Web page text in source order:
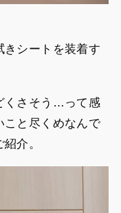
シートを装着す
くさそう…って感
こと尽くめなんで
介。